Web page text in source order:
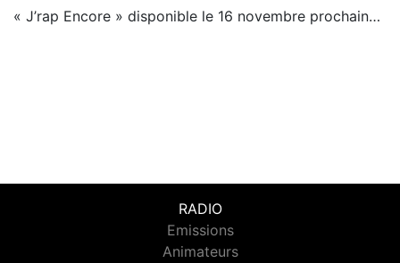
« J’rap Encore » disponible le 16 novembre prochain…
RADIO
Emissions
Animateurs